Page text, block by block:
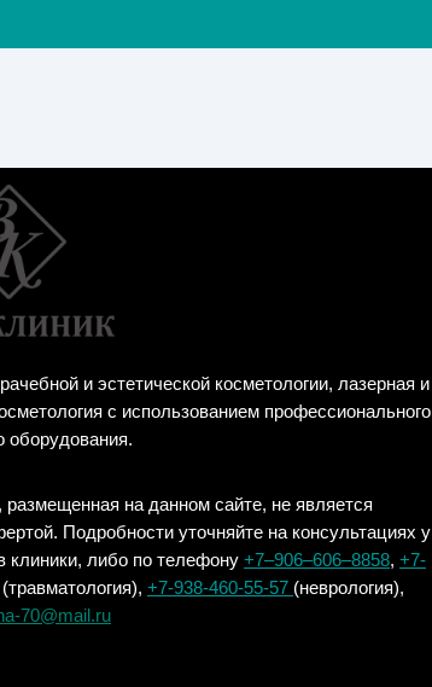
и эстетической косметологии, лазерная и
с использованием профессионального
оборудования.
на данном сайте, не является
Подробности уточняйте на консультациях у
клиники, либо по телефону +7‒906‒606‒8858, +7-
(травматология), +7-938-460-55-57 (неврология),
70@mail.ru